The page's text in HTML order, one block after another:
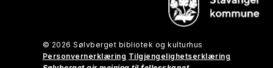
© 2026 Sølvberget bibliotek og kulturhus
Personvernerklæring Tilgjengelighetserklæring